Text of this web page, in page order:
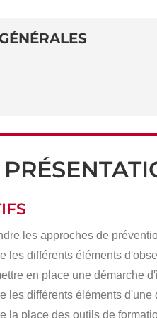
les approches de
les différents éléments
en place une démarche
les différents éléments
la place des outils de